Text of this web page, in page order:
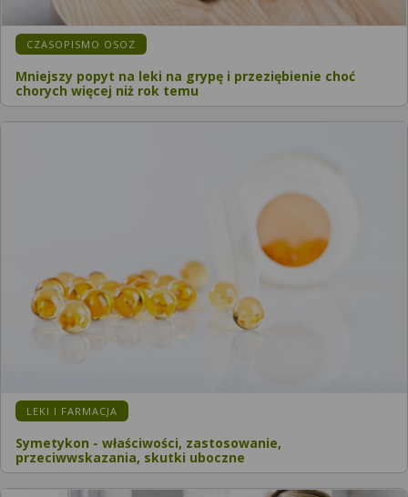
CZASOPISMO OSOZ
Mniejszy popyt na leki na grypę i przeziębienie choć
chorych więcej niż rok temu
LEKI I FARMACJA
Symetykon - właściwości, zastosowanie,
przeciwwskazania, skutki uboczne